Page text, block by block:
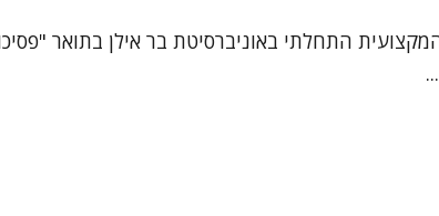
התחלתי באוניברסיטת בר אילן בתואר